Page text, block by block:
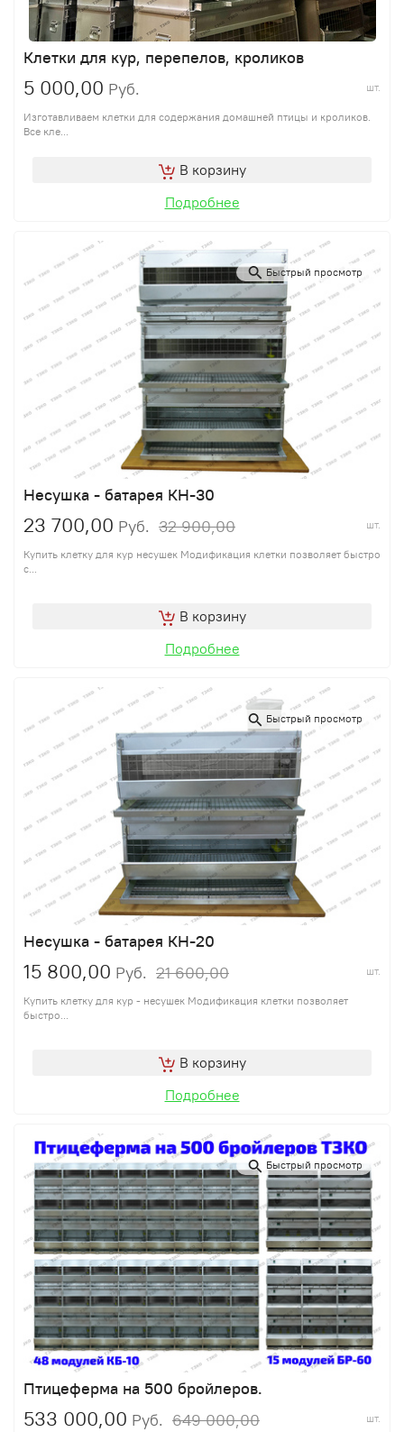
Клетки для кур, перепелов, кроликов
5 000,00 Руб. шт.
Изготавливаем клетки для содержания домашней птицы и кроликов.
Все кле...
В корзину
Подробнее
Быстрый просмотр
Несушка - батарея КН-30
23 700,00 Руб. 32 900,00 шт.
Купить клетку для кур несушек Модификация клетки позволяет быстро
с...
В корзину
Подробнее
Быстрый просмотр
Несушка - батарея КН-20
15 800,00 Руб. 21 600,00 шт.
Купить клетку для кур - несушек Модификация клетки позволяет
быстро...
В корзину
Подробнее
Быстрый просмотр
Птицеферма на 500 бройлеров.
533 000,00 Руб. 649 000,00 шт.